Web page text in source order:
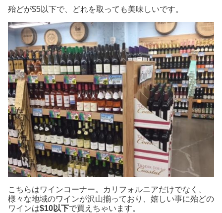
殆どが$5以下で、どれを取っても美味しいです。
こちらはワインコーナー。カリフォルニアだけでなく、
様々な地域のワインが沢山揃っており、嬉しい事に殆どの
ワインは$10以下で買えちゃいます。